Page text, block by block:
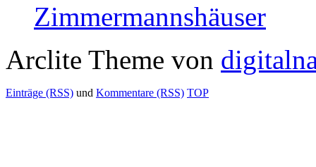
Zimmermannshäuser
Arclite Theme von
Einträge (RSS) und Kommentare (RSS) TOP